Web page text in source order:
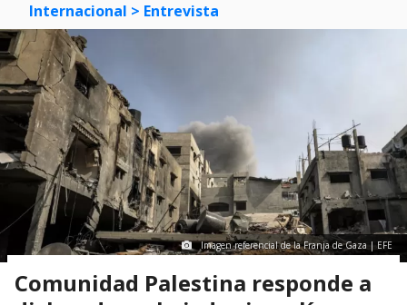
Internacional > Entrevista
Imagen referencial de la Franja de Gaza | EFE
Comunidad Palestina responde a